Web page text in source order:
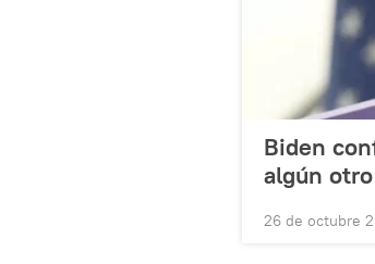
Biden
algún
26 de octubre